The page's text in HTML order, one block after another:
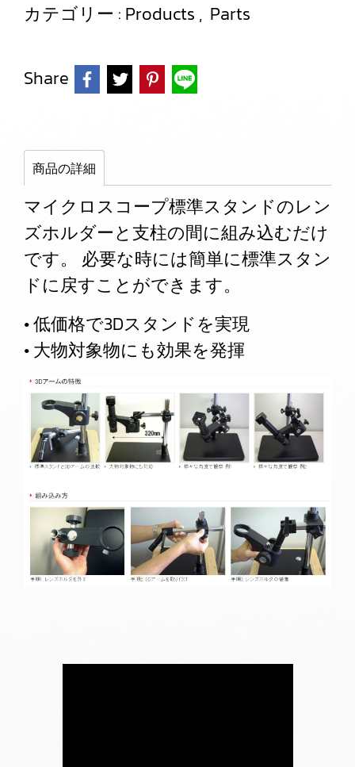
カテゴリー : Products , Parts
Share
商品の詳細
マイクロスコープ標準スタンドのレン
ズホルダーと支柱の間に組み込むだけ
です。 必要な時には簡単に標準スタン
ドに戻すことができます。
• 低価格で3Dスタンドを実現
• 大物対象物にも効果を発揮